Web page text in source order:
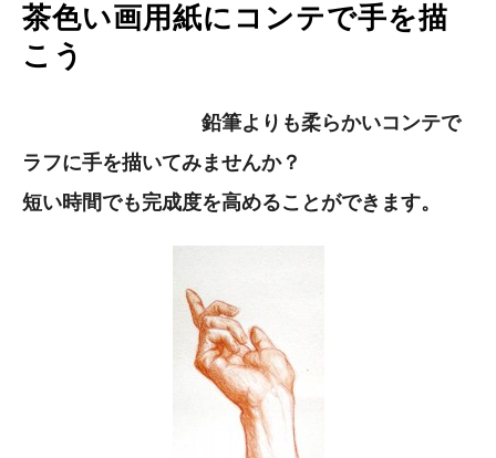
茶色い画用紙にコンテで手を描
こう
鉛筆よりも柔らかいコンテで
ラフに手を描いてみませんか？
短い時間でも完成度を高めることができます。